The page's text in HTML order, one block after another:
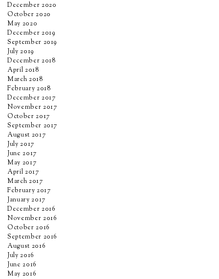
December 2020
October 2020
May 2020
December 2019
September 2019
July 2019
December 2018
April 2018
March 2018
February 2018
December 2017
November 2017
October 2017
September 2017
August 2017
July 2017
June 2017
May 2017
April 2017
March 2017
February 2017
January 2017
December 2016
November 2016
October 2016
September 2016
August 2016
July 2016
June 2016
May 2016